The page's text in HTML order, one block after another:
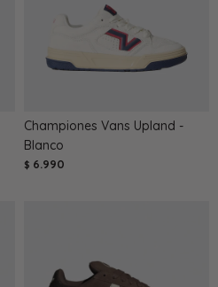
Championes Vans Upland -
Blanco
$ 6.990